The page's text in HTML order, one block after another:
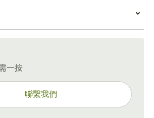
巴品牌相比，緊湊的尺寸提供了巨大的
和金錢。
茄讓您在旅途中以實惠的價格品嚐正
托特色。無論何時需要抽上一口好
雪茄是您最喜歡的咖啡飲料的絕佳伴
一按
聯繫我們